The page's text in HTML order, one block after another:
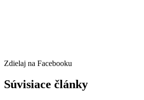
Zdielaj na Facebooku
Súvisiace články